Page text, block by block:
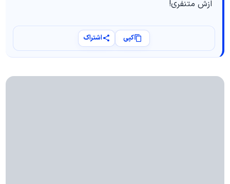
ازش متنفری!
کپی اشتراک